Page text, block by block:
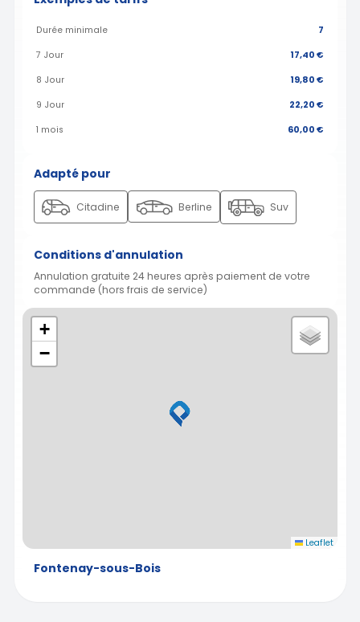
Durée minimale 7
7 Jour 17,40 €
8 Jour 19,80 €
9 Jour 22,20 €
1 mois 60,00 €
Adapté pour
Citadine Berline Suv
Conditions d'annulation
Annulation gratuite 24 heures après paiement de votre
commande (hors frais de service)
+
−
Leaflet
Fontenay-sous-Bois